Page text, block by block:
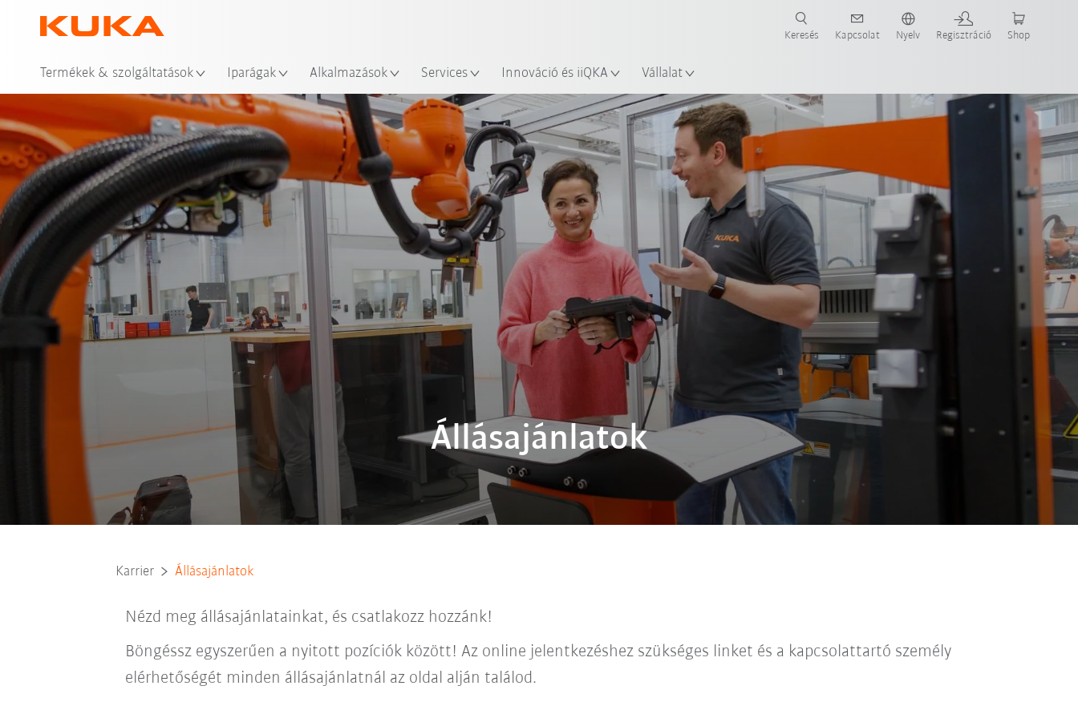
Termékek & szolgáltatások Iparágak Alkalmazások Services Innováció és iiQKA Vállalat
Keresés Kapcsolat Nyelv Regisztráció Shop
Állásajánlatok
Karrier Állásajánlatok
Nézd meg állásajánlatainkat, és csatlakozz hozzánk!
Böngéssz egyszerűen a nyitott pozíciók között! Az online jelentkezéshez szükséges linket és a kapcsolattartó személy
elérhetőségét minden állásajánlatnál az oldal alján találod.